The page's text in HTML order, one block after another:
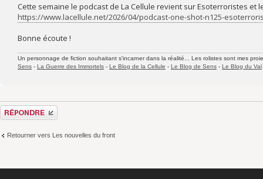
Cette semaine le podcast de La Cellule revient sur Esoterroristes et
https://www.lacellule.net/2026/04/podcast-one-shot-n125-
Bonne écoute !
Un personnage de fiction souhaitant s'incarner dans la réalité... Les rolistes sont mes
Sens - La Guerre des Immortels - Le Blog de la Cellule - Le Blog de Sens - Le Blog du Val
Répondre
Retourner vers Les nouvelles du front